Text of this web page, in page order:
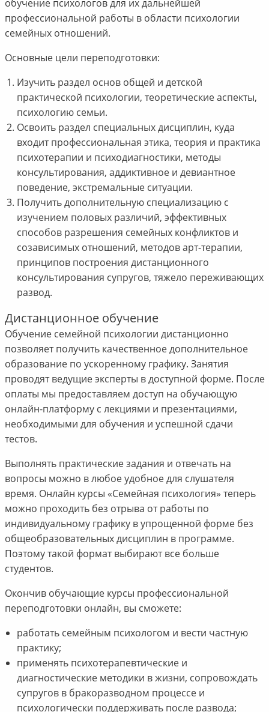
обучение психологов для их дальнейшей
профессиональной работы в области психологии
семейных отношений.
Основные цели переподготовки:
Изучить раздел основ общей и детской
практической психологии, теоретические аспекты,
психологию семьи.
Освоить раздел специальных дисциплин, куда
входит профессиональная этика, теория и практика
психотерапии и психодиагностики, методы
консультирования, аддиктивное и девиантное
поведение, экстремальные ситуации.
Получить дополнительную специализацию с
изучением половых различий, эффективных
способов разрешения семейных конфликтов и
созависимых отношений, методов арт-терапии,
принципов построения дистанционного
консультирования супругов, тяжело переживающих
развод.
Дистанционное обучение
Обучение семейной психологии дистанционно
позволяет получить качественное дополнительное
образование по ускоренному графику. Занятия
проводят ведущие эксперты в доступной форме. После
оплаты мы предоставляем доступ на обучающую
онлайн-платформу с лекциями и презентациями,
необходимыми для обучения и успешной сдачи
тестов.
Выполнять практические задания и отвечать на
вопросы можно в любое удобное для слушателя
время. Онлайн курсы «Семейная психология» теперь
можно проходить без отрыва от работы по
индивидуальному графику в упрощенной форме без
общеобразовательных дисциплин в программе.
Поэтому такой формат выбирают все больше
студентов.
Окончив обучающие курсы профессиональной
переподготовки онлайн, вы сможете:
работать семейным психологом и вести частную
практику;
применять психотерапевтические и
диагностические методики в жизни, сопровождать
супругов в бракоразводном процессе и
психологически поддерживать после развода;